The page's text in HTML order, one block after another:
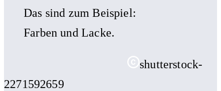
Das sind zum Beispiel:
Farben und Lacke.
shutterstock-
2271592659